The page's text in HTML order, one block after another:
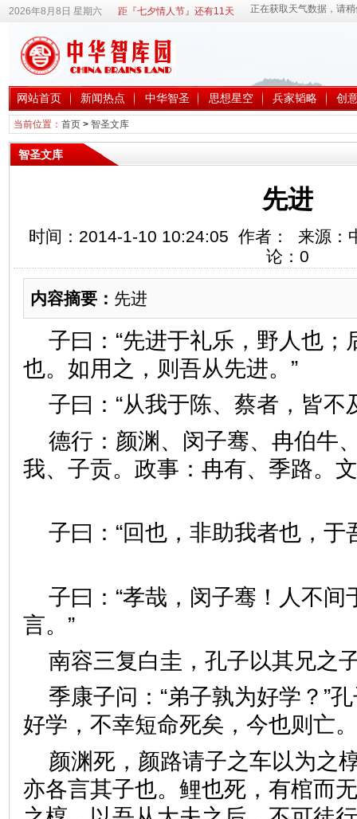
2026年8月8日 星期六 距『七夕情人节』还有11天
网站首页 新闻热点 中华智圣 思想星空 兵家韬略 创
当前位置： 首页> 智圣文库
智圣文库
先进
时间：2014-1-10 10:24:05 作者： 来源：
论： 0
内容摘要： 先进
子曰：“先进于礼乐，野人也；
也。如用之，则吾从先进。”
子曰：“从我于陈、蔡者，
德行：颜渊、闵子骞、冉伯牛
我、子贡。政事：冉有、季路。
子曰：“回也，非助我者也，
子曰：“孝哉，闵子骞！人不间
言。”
南容三复白圭，孔子以其
季康子问：“弟子孰为好学？”
好学，不幸短命死矣，今也则
颜渊死，颜路请子之车以为之
亦各言其子也。鲤也死，有棺而